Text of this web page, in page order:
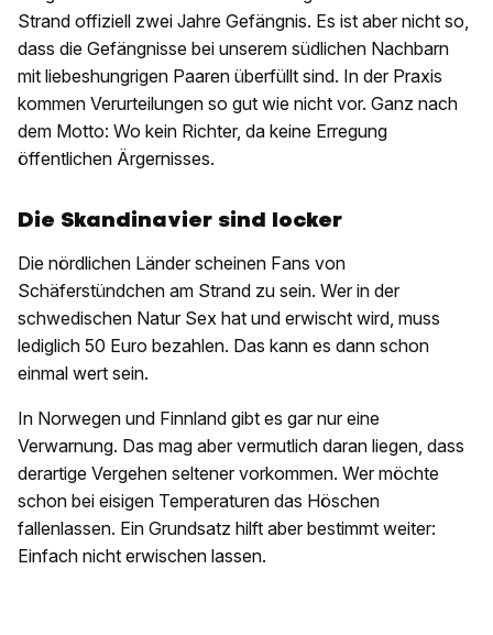
Strand offiziell zwei Jahre Gefängnis. Es ist aber nicht so,
dass die Gefängnisse bei unserem südlichen Nachbarn
mit liebeshungrigen Paaren überfüllt sind. In der Praxis
kommen Verurteilungen so gut wie nicht vor. Ganz nach
dem Motto: Wo kein Richter, da keine Erregung
öffentlichen Ärgernisses.
Die Skandinavier sind locker
Die nördlichen Länder scheinen Fans von
Schäferstündchen am Strand zu sein. Wer in der
schwedischen Natur Sex hat und erwischt wird, muss
lediglich 50 Euro bezahlen. Das kann es dann schon
einmal wert sein.
In Norwegen und Finnland gibt es gar nur eine
Verwarnung. Das mag aber vermutlich daran liegen, dass
derartige Vergehen seltener vorkommen. Wer möchte
schon bei eisigen Temperaturen das Höschen
fallenlassen. Ein Grundsatz hilft aber bestimmt weiter:
Einfach nicht erwischen lassen.